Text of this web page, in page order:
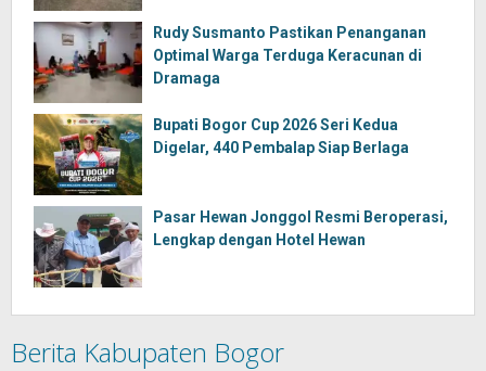
Rudy Susmanto Pastikan Penanganan
Optimal Warga Terduga Keracunan di
Dramaga
Bupati Bogor Cup 2026 Seri Kedua
Digelar, 440 Pembalap Siap Berlaga
Pasar Hewan Jonggol Resmi Beroperasi,
Lengkap dengan Hotel Hewan
Berita Kabupaten Bogor